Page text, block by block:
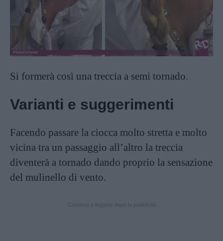
Si formerà così una treccia a semi tornado.
Varianti e suggerimenti
Facendo passare la ciocca molto stretta e molto
vicina tra un passaggio all’altro la treccia
diventerà a tornado dando proprio la sensazione
del mulinello di vento.